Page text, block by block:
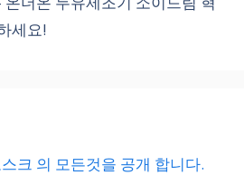
세요!
크 의 모든것을 공개 합니다.